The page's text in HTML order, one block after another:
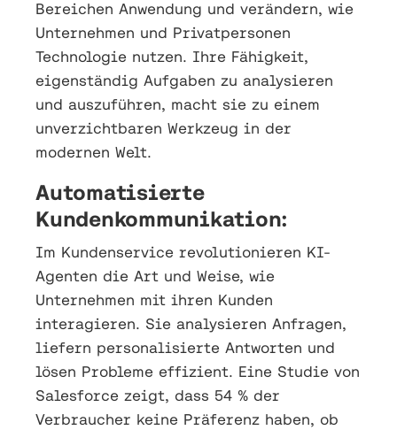
Bereichen Anwendung und verändern, wie
Unternehmen und Privatpersonen
Technologie nutzen. Ihre Fähigkeit,
eigenständig Aufgaben zu analysieren
und auszuführen, macht sie zu einem
unverzichtbaren Werkzeug in der
modernen Welt.
Automatisierte
Kundenkommunikation:
Im Kundenservice revolutionieren KI-
Agenten die Art und Weise, wie
Unternehmen mit ihren Kunden
interagieren. Sie analysieren Anfragen,
liefern personalisierte Antworten und
lösen Probleme effizient. Eine Studie von
Salesforce zeigt, dass 54 % der
Verbraucher keine Präferenz haben, ob